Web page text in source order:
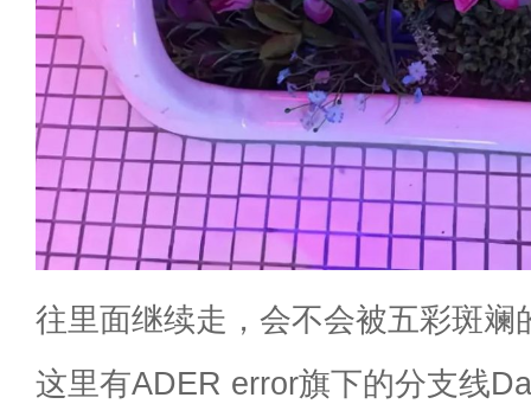
往里面继续走，会不会被五彩斑斓
这里有ADER error旗下的分支线